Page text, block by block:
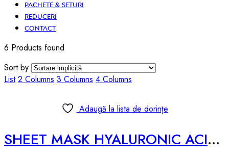
PACHETE & SETURI
REDUCERI
CONTACT
6 Products found
Sort by
List 2 Columns 3 Columns 4 Columns
Adaugă la lista de dorințe
SHEET MASK HYALURONIC ACID – 25ml